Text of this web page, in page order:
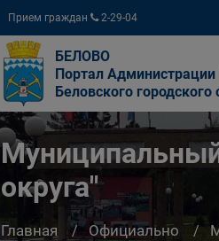
Прием граждан 2-29-04
БЕЛОВО
Портал Администрации
Беловского городского
округа"
Главная Официально